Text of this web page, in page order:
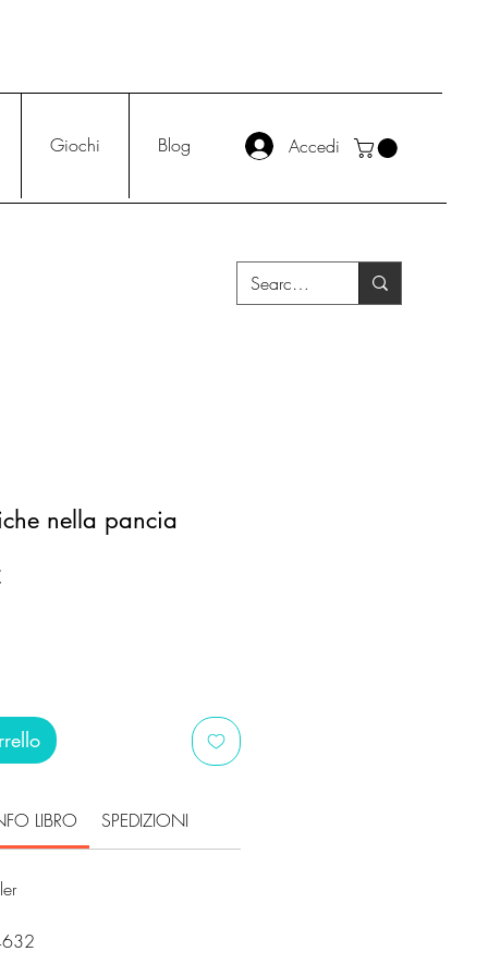
Giochi Blog Accedi
nella pancia
Prezzo
LIBRO SPEDIZIONI